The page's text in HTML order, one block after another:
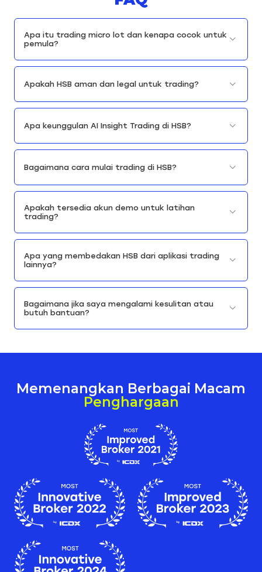
Apa itu trading micro lot dan kenapa cocok untuk
pemula?
Apakah HSB aman dan legal untuk trading?
Apa keunggulan AI Insight Trading di HSB?
Bagaimana cara mulai trading di HSB?
Apakah tersedia akun demo untuk latihan
trading?
Apa yang membedakan HSB dari aplikasi trading
lainnya?
Bagaimana jika saya mengalami kesulitan atau
butuh bantuan?
Memenangkan Berbagai Macam
Penghargaan